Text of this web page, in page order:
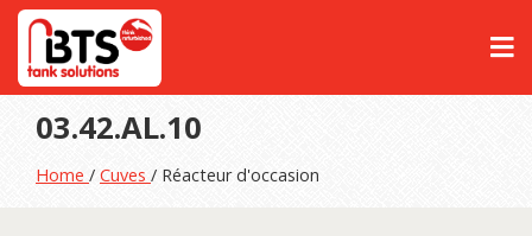
03.42.AL.10
Home / Cuves / Réacteur d'occasion